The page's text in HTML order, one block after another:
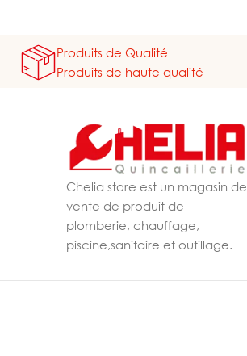
Produits de Qualité
Produits de haute qualité
Chelia store est un magasin de
vente de produit de
plomberie, chauffage,
piscine,sanitaire et outillage.